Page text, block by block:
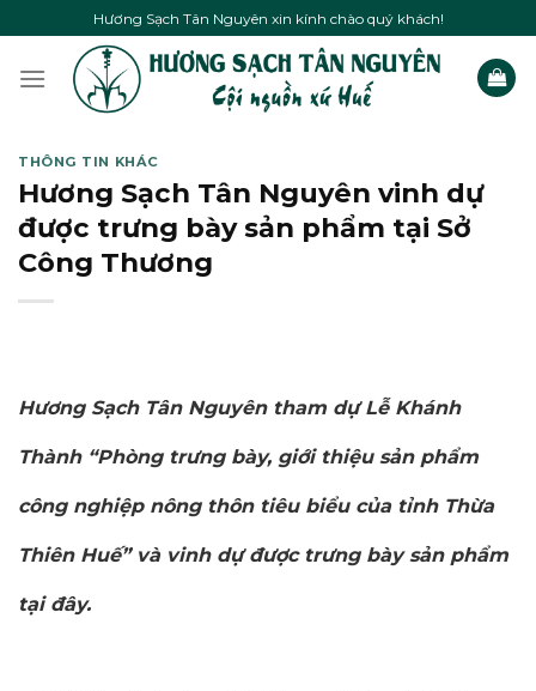
to
content
Hương Sạch Tân Nguyên xin kính chào quý khách!
THÔNG TIN KHÁC
Hương Sạch Tân Nguyên vinh dự
được trưng bày sản phẩm tại Sở
Công Thương
Hương Sạch Tân Nguyên tham dự Lễ Khánh
Thành “Phòng trưng bày, giới thiệu sản phẩm
công nghiệp nông thôn tiêu biểu của tỉnh Thừa
Thiên Huế” và vinh dự được trưng bày sản phẩm
tại đây.